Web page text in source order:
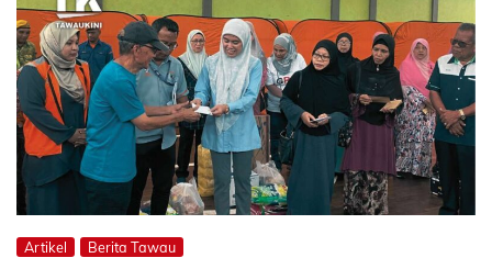
Artikel Berita Tawau